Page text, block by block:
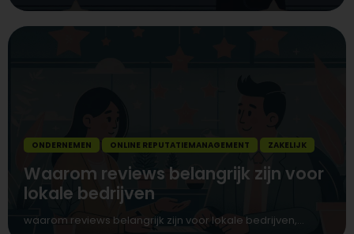
ONDERNEMEN ONLINE REPUTATIEMANAGEMENT ZAKELIJK
Waarom reviews belangrijk zijn voor
lokale bedrijven
waarom reviews belangrijk zijn voor lokale bedrijven,...